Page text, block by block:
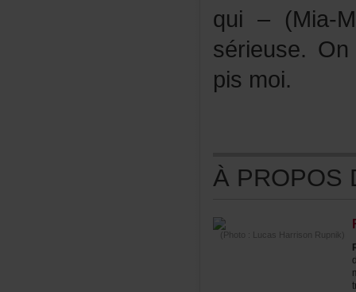
qui–(Mia-
pismoi.
(Photo:LucasHarrisonRupnik)